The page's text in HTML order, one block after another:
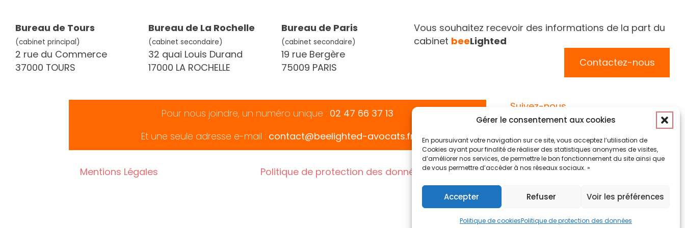
Gérer le consentement aux cookies
En poursuivant votre navigation sur ce site, vous acceptez l’utilisation de
Cookies ayant pour finalité de réaliser des statistiques anonymes de visites,
d’améliorer nos services, de permettre le bon fonctionnement du site ainsi que
de vous permettre d’accéder à nos réseaux sociaux. »
Accepter Refuser Voir les préférences
Politique de cookiesPolitique de protection des données
Bureau de Tours
(cabinet principal)
2 rue du Commerce
37000 TOURS
Bureau de La Rochelle
(cabinet secondaire)
32 quai Louis Durand
17000 LA ROCHELLE
Bureau de Paris
(cabinet secondaire)
19 rue Bergère
75009 PARIS
Vous souhaitez recevoir des informations de la part du
cabinet beeLighted
Contactez-nous
Pour nous joindre, un numéro unique : 02 47 66 37 13
Et une seule adresse e-mail : contact@beelighted-avocats.fr
Suivez-nous
Mentions Légales Politique de protection des données